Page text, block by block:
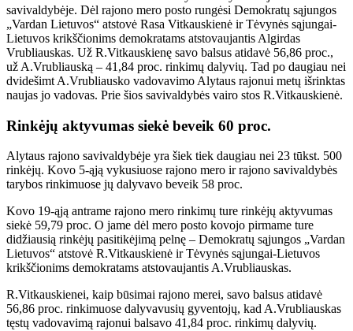
savivaldybėje. Dėl rajono mero posto rungėsi Demokratų sąjungos
„Vardan Lietuvos“ atstovė Rasa Vitkauskienė ir Tėvynės sąjungai-
Lietuvos krikščionims demokratams atstovaujantis Algirdas
Vrubliauskas. Už R.Vitkauskienę savo balsus atidavė 56,86 proc.,
už A.Vrubliauską – 41,84 proc. rinkimų dalyvių. Tad po daugiau nei
dvidešimt A.Vrubliausko vadovavimo Alytaus rajonui metų išrinktas
naujas jo vadovas. Prie šios savivaldybės vairo stos R.Vitkauskienė.
Rinkėjų aktyvumas siekė beveik 60 proc.
Alytaus rajono savivaldybėje yra šiek tiek daugiau nei 23 tūkst. 500
rinkėjų. Kovo 5-ąją vykusiuose rajono mero ir rajono savivaldybės
tarybos rinkimuose jų dalyvavo beveik 58 proc.
Kovo 19-ąją antrame rajono mero rinkimų ture rinkėjų aktyvumas
siekė 59,79 proc. O jame dėl mero posto kovojo pirmame ture
didžiausią rinkėjų pasitikėjimą pelnę – Demokratų sąjungos „Vardan
Lietuvos“ atstovė R.Vitkauskienė ir Tėvynės sąjungai-Lietuvos
krikščionims demokratams atstovaujantis A.Vrubliauskas.
R.Vitkauskienei, kaip būsimai rajono merei, savo balsus atidavė
56,86 proc. rinkimuose dalyvavusių gyventojų, kad A.Vrubliauskas
tęstų vadovavimą rajonui balsavo 41,84 proc. rinkimų dalyvių.